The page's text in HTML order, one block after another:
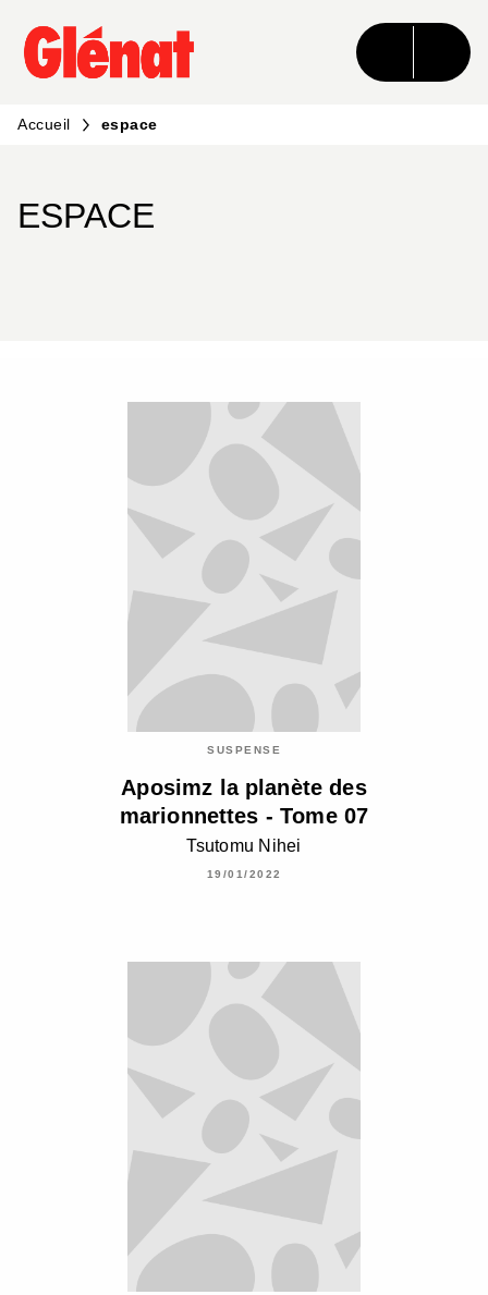
MENU RECHERCHE CONTENU
PIED DE PAGE
Accueil espace
ESPACE
SUSPENSE
Aposimz la planète des
marionnettes - Tome 07
Tsutomu Nihei
19/01/2022